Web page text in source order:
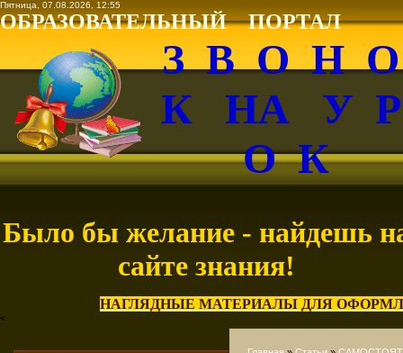
Пятница, 07.08.2026, 12:55
ОБРАЗОВАТЕЛЬНЫЙ ПОРТАЛ
З В О Н
К НА У
О К
Было бы желание - найдешь
сайте знания!
НАГЛЯДНЫЕ МАТЕРИАЛЫ ДЛЯ
<